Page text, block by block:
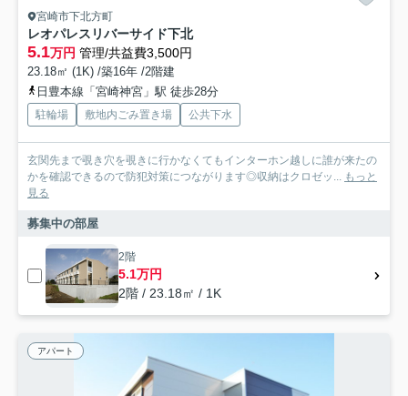
宮崎市下北方町
レオパレスリバーサイド下北
5.1万円 管理/共益費3,500円
23.18㎡ (1K) /築16年 /2階建
日豊本線「宮崎神宮」駅 徒歩28分
駐輪場 敷地内ごみ置き場 公共下水
玄関先まで覗き穴を覗きに行かなくてもインターホン越しに誰が来たの
かを確認できるので防犯対策につながります◎収納はクロゼッ... もっと
見る
募集中の部屋
2階
5.1万円
2階 / 23.18㎡ / 1K
アパート